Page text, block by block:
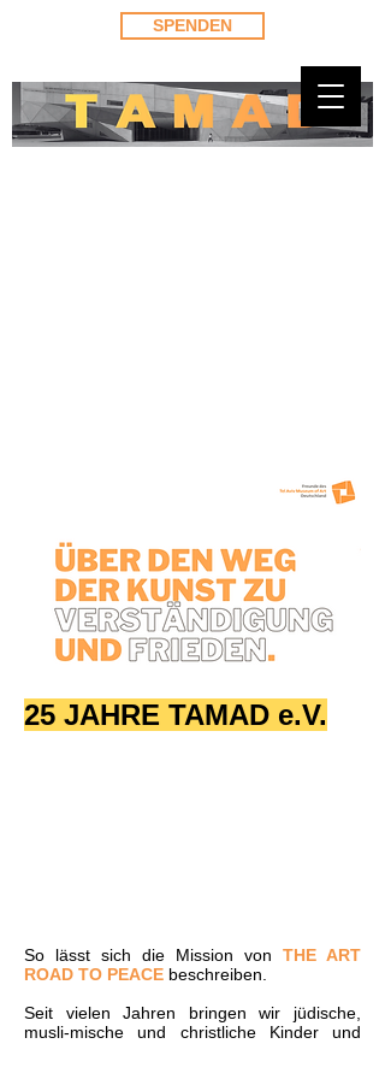
SPENDEN
25 JAHRE TAMAD e.V.
So lässt sich die Mission von THE ART
ROAD TO PEACE beschreiben.
Seit vielen Jahren bringen wir jüdische,
musli-mische und christliche Kinder und